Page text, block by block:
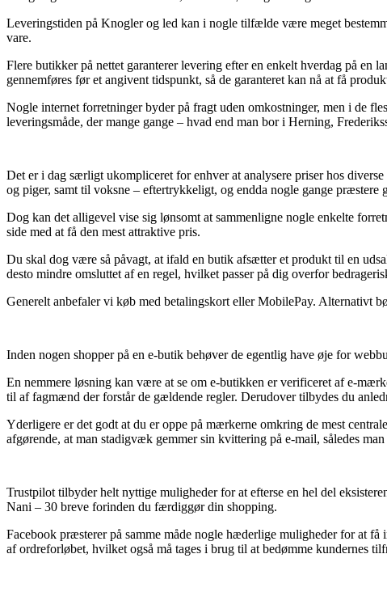
Leveringstiden på Knogler og led kan i nogle tilfælde være meget
vare.
Flere butikker på nettet garanterer levering efter en enkelt hverdag på en
gennemføres før et angivent tidspunkt, så de garanteret kan nå at få
Nogle internet forretninger byder på fragt uden omkostninger, men i de
leveringsmåde, der mange gange – hvad end man bor i Herning,
Det er i dag særligt ukompliceret for enhver at analysere priser hos
og piger, samt til voksne – eftertrykkeligt, og endda nogle gange præstere
Dog kan det alligevel vise sig lønsomt at sammenligne nogle enkelte
side med at få den mest attraktive pris.
Du skal dog være så påvagt, at ifald en butik afsætter et produkt til en
desto mindre omsluttet af en regel, hvilket passer på dig overfor
Generelt anbefaler vi køb med betalingskort eller MobilePay. Alternativt
Inden nogen shopper på en e-butik behøver de egentlig have øje for
En nemmere løsning kan være at se om e-butikken er verificeret af e-
til af fagmænd der forstår de gældende regler. Derudover tilbydes du
Yderligere er det godt at du er oppe på mærkerne omkring de mest
afgørende, at man stadigvæk gemmer sin kvittering på e-mail, således
Trustpilot tilbyder helt nyttige muligheder for at efterse en hel del
Nani – 30 breve forinden du færdiggør din shopping.
Facebook præsterer på samme måde nogle hæderlige muligheder for at
af ordreforløbet, hvilket også må tages i brug til at bedømme kundernes